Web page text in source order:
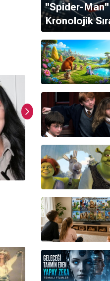
Michael
''Spider-
Kronolojik